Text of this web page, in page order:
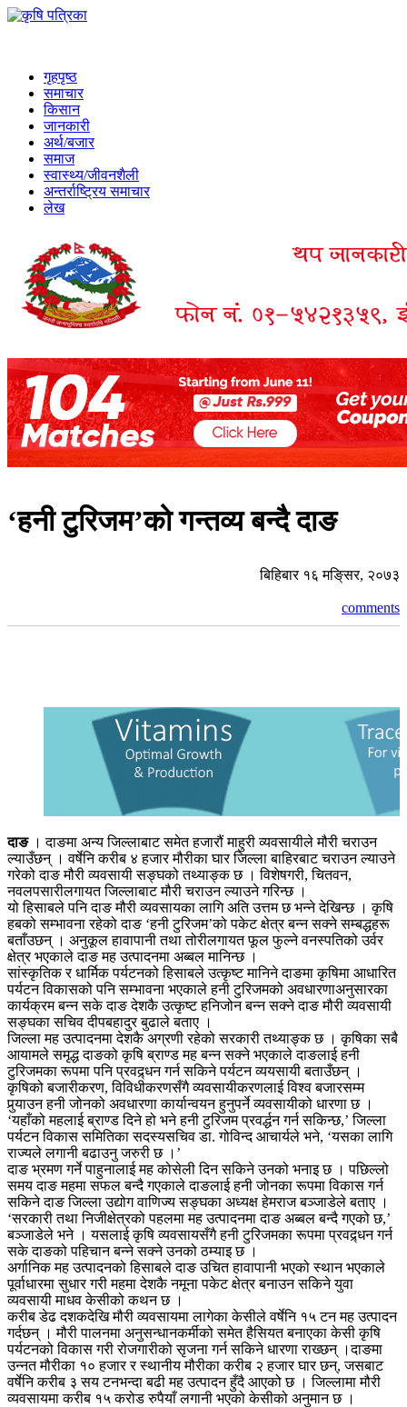
गृहपृष्ठ
समाचार
किसान
जानकारी
अर्थ/बजार
समाज
स्वास्थ्य/जीवनशैली
अन्तर्राष्ट्रिय समाचार
लेख
‘हनी टुरिजम’को गन्तव्य बन्दै दाङ
बिहिबार १६ मङि्सर, २०७३
comments
दाङ। दाङमा अन्य जिल्लाबाट समेत हजारौं माहुरी व्यवसायीले मौरी चराउन
ल्याउँछन् । वर्षेनि करीब ४ हजार मौरीका घार जिल्ला बाहिरबाट चराउन ल्याउने
गरेको दाङ मौरी व्यवसायी सङ्घको तथ्याङ्क छ । विशेषगरी, चितवन,
नवलपसारीलगायत जिल्लाबाट मौरी चराउन ल्याउने गरिन्छ ।
यो हिसाबले पनि दाङ मौरी व्यवसायका लागि अति उत्तम छ भन्ने देखिन्छ । कृषि
हबको सम्भावना रहेको दाङ ‘हनी टुरिजम’को पकेट क्षेत्र बन्न सक्ने सम्बद्धहरू
बताँउछन् । अनुकूल हावापानी तथा तोरीलगायत फूल फुल्ने वनस्पतिको उर्वर
क्षेत्र भएकाले दाङ मह उत्पादनमा अब्बल मानिन्छ ।
सांस्कृतिक र धार्मिक पर्यटनको हिसाबले उत्कृष्ट मानिने दाङमा कृषिमा आधारित
पर्यटन विकासको पनि सम्भावना भएकाले हनी टुरिजमको अवधारणाअनुसारका
कार्यक्रम बन्न सके दाङ देशकै उत्कृष्ट हनिजोन बन्न सक्ने दाङ मौरी व्यवसायी
सङ्घका सचिव दीपबहादुर बुढाले बताए ।
जिल्ला मह उत्पादनमा देशकै अग्रणी रहेको सरकारी तथ्याङ्क छ । कृषिका सबै
आयामले समृद्ध दाङको कृषि ब्राण्ड मह बन्न सक्ने भएकाले दाङलाई हनी
टुरिजमका रूपमा पनि प्रवद्र्धन गर्न सकिने पर्यटन व्ययसायी बताउँछन् ।
कृषिको बजारीकरण, विविधीकरणसँगै व्यवसायीकरणलाई विश्व बजारसम्म
पुर्‍याउन हनी जोनको अवधारणा कार्यान्वयन हुनुपर्ने व्यवसायीको धारणा छ ।
‘यहाँको महलाई ब्राण्ड दिने हो भने हनी टुरिजम प्रवर्द्धन गर्न सकिन्छ,’ जिल्ला
पर्यटन विकास समितिका सदस्यसचिव डा. गोविन्द आचार्यले भने, ‘यसका लागि
राज्यले लगानी बढाउनु जरुरी छ ।’
दाङ भ्रमण गर्ने पाहुनालाई मह कोसेली दिन सकिने उनको भनाइ छ । पछिल्लो
समय दाङ महमा सफल बन्दै गएकाले दाङलाई हनी जोनका रूपमा विकास गर्न
सकिने दाङ जिल्ला उद्योग वाणिज्य सङ्घका अध्यक्ष हेमराज बञ्जाडेले बताए ।
‘सरकारी तथा निजीक्षेत्रको पहलमा मह उत्पादनमा दाङ अब्बल बन्दै गएको छ,’
बञ्जाडेले भने । यसलाई कृषि व्यवसायसँगै हनी टुरिजमका रूपमा प्रवद्र्धन गर्न
सके दाङको पहिचान बन्ने सक्ने उनको ठम्याइ छ ।
अर्गानिक मह उत्पादनको हिसाबले दाङ उचित हावापानी भएको स्थान भएकाले
पूर्वाधारमा सुधार गरी महमा देशकै नमूना पकेट क्षेत्र बनाउन सकिने युवा
व्यवसायी माधव केसीको कथन छ ।
करीब डेढ दशकदेखि मौरी व्यवसायमा लागेका केसीले वर्षेनि १५ टन मह उत्पादन
गर्दछन् । मौरी पालनमा अनुसन्धानकर्मीको समेत हैसियत बनाएका केसी कृषि
पर्यटनको विकास गरी रोजगारीको सृजना गर्न सकिने धारणा राख्छन् ।दाङमा
उन्नत मौरीका १० हजार र स्थानीय मौरीका करीब २ हजार घार छन्, जसबाट
वर्षेनि करीब ३ सय टनभन्दा बढी मह उत्पादन हुँदै आएको छ । जिल्लामा मौरी
व्यवसायमा करीब १५ करोड रुपैयाँ लगानी भएको केसीको अनुमान छ ।